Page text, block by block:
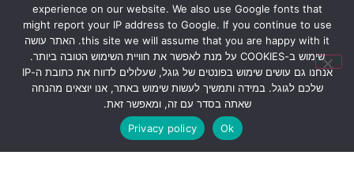
experience on our website. We also use Google fonts that
might report your IP address to Google. If you continue to use
this site we will assume that you are happy with it. האתר עושה
שימוש ב-COOKIES על מנת לאפשר את חוויית השימוש הטובה ביותר.
אנחנו גם עושים שימוש בפונטים של גוגל, שעלולים לדווח את כתובת ה-IP
שלכם לגוגל. במידה ותמשיך לעשות שימוש באתר, אנו יוצאים מהנחה
שאתה בסדר עם זה, ומאפשר זאת.
Ok
Privacy policy